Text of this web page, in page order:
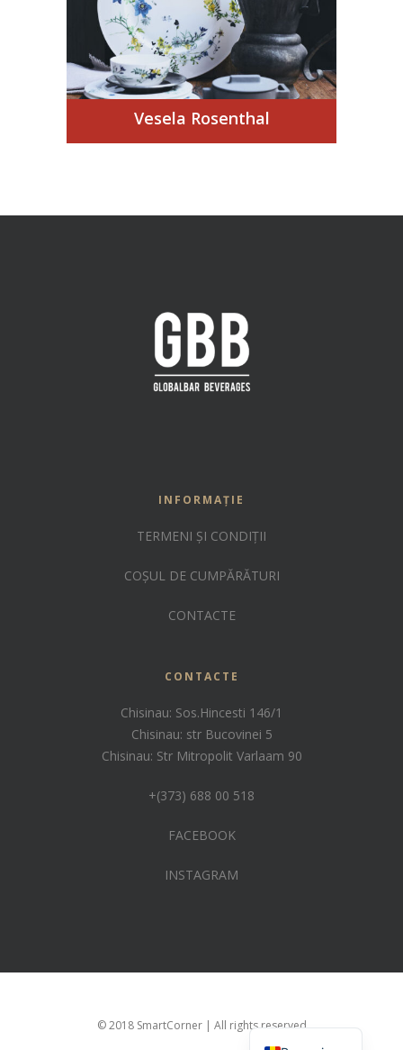
Vesela Rosenthal
INFORMAȚIE
TERMENI ȘI CONDIȚII
COȘUL DE CUMPĂRĂTURI
CONTACTE
CONTACTE
Chisinau: Sos.Hincesti 146/1
Chisinau: str Bucovinei 5
Chisinau: Str Mitropolit Varlaam 90
+(373) 688 00 518
FACEBOOK
INSTAGRAM
© 2018 SmartCorner | All rights reserved
Russian